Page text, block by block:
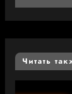
Читать